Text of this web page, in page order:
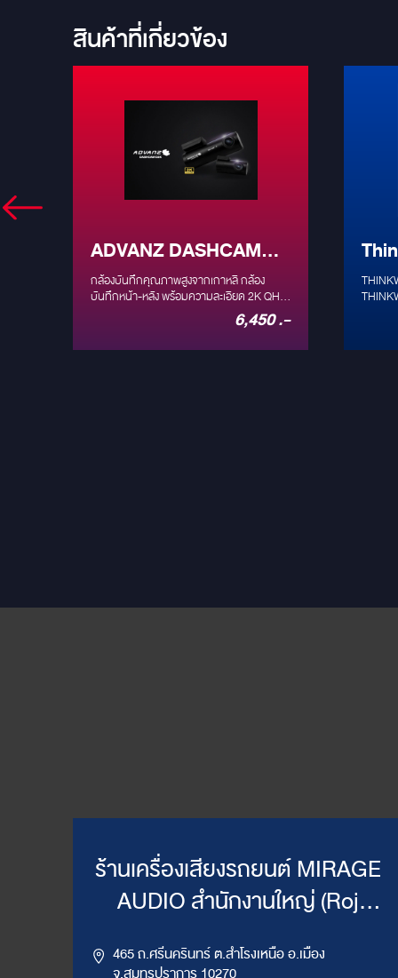
สินค้าที่เกี่ยวข้อง
ADVANZ DASHCAM
D2K
กล้องบันทึกคุณภาพสูงจากเกาหลี กล้อง
บันทึกหน้า-หลัง พร้อมความละเอียด 2K QHD
6,450 .-
กล้
ออนไ
ร้านเครื่องเสียงรถยนต์ MIRAGE
AUDIO สำนักงานใหญ่ (Roj
465 ถ.ศรีนครินทร์ ต.สำโรงเหนือ อ.เมือง
จ.สมุทรปราการ 10270